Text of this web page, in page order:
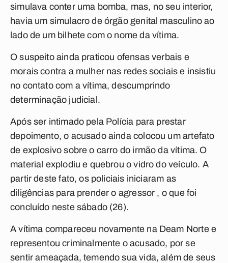
simulava conter uma bomba, mas, no seu interior,
havia um simulacro de órgão genital masculino ao
lado de um bilhete com o nome da vítima.
O suspeito ainda praticou ofensas verbais e
morais contra a mulher nas redes sociais e insistiu
no contato com a vítima, descumprindo
determinação judicial.
Após ser intimado pela Polícia para prestar
depoimento, o acusado ainda colocou um artefato
de explosivo sobre o carro do irmão da vítima. O
material explodiu e quebrou o vidro do veículo. A
partir deste fato, os policiais iniciaram as
diligências para prender o agressor , o que foi
concluído neste sábado (26).
A vítima compareceu novamente na Deam Norte e
representou criminalmente o acusado, por se
sentir ameaçada, temendo sua vida, além de seus